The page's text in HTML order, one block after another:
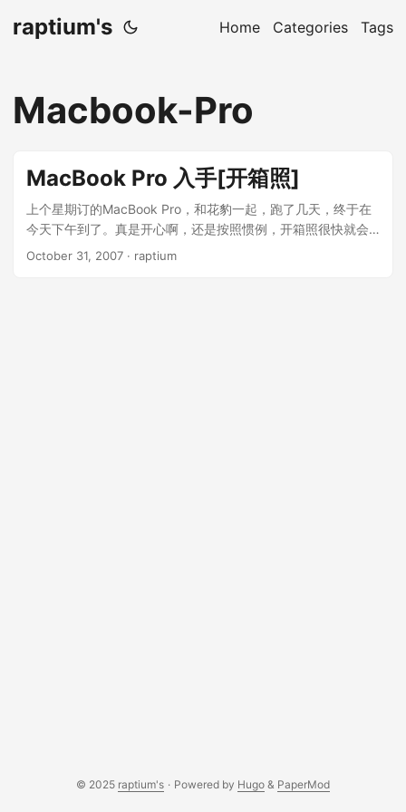
raptium's Home Categories Tags
Macbook-Pro
MacBook Pro 入手[开箱照]
上个星期订的MacBook Pro，和花豹一起，跑了几天，终于在
今天下午到了。真是开心啊，还是按照惯例，开箱照很快就会
贴来的…
October 31, 2007 · raptium
© 2025 raptium's · Powered by Hugo & PaperMod